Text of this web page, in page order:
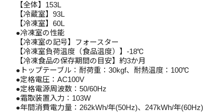
【全体】153L
【冷蔵室】93L
【冷凍室】60L
●冷凍室の性能
【冷凍室の記号】フォースター
【冷凍室負荷温度（食品温度）】-18℃
【冷凍食品の保存期間の目安】約3か月
●トップテーブル：耐荷重：30kgf、耐熱温度：100℃
●定格電圧：AC100V
●定格電源周波数：50/60Hz
●霜取装置入力：103W
●年間消費電力量：262kWh/年(50Hz)、247kWh/年(60Hz)